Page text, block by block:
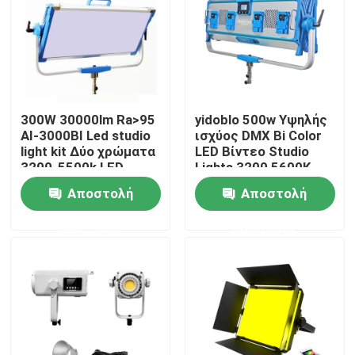
Σχετικά με εμάς
Επισκεψή εργοστασίου
Έλεγχος ποιότητας
Επικοινωνήστε μαζί μας
Υποθέσεις
Τηλεοπτικά φω'τα στούντιο οδηγήσεων
300W 30000lm Ra>95
AI-3000BI Led studio
light kit Δύο χρώματα
3200-5500k LED
Video Light 300w S60
Αποστολή
yidoblo 500w Υψηλής
ισχύος DMX Bi Color
LED Βίντεο Studio
Lights 3200 5600K
Dimmable Soft LED
Panel Light S120
Αποστολή